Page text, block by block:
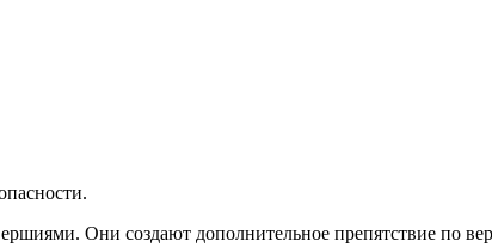
Они создают дополнительное препятствие по